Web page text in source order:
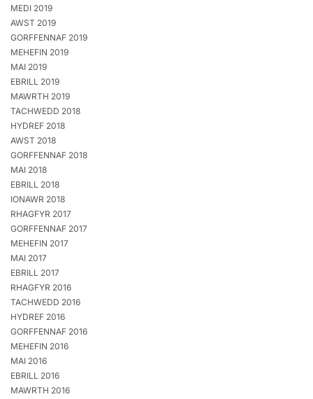
MEDI 2019
AWST 2019
GORFFENNAF 2019
MEHEFIN 2019
MAI 2019
EBRILL 2019
MAWRTH 2019
TACHWEDD 2018
HYDREF 2018
AWST 2018
GORFFENNAF 2018
MAI 2018
EBRILL 2018
IONAWR 2018
RHAGFYR 2017
GORFFENNAF 2017
MEHEFIN 2017
MAI 2017
EBRILL 2017
RHAGFYR 2016
TACHWEDD 2016
HYDREF 2016
GORFFENNAF 2016
MEHEFIN 2016
MAI 2016
EBRILL 2016
MAWRTH 2016